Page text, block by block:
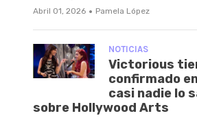
Abril 01, 2026 · Pamela López
NOTICIAS
Victorious
confirmado
casi nadie lo
sobre Hollywood Arts